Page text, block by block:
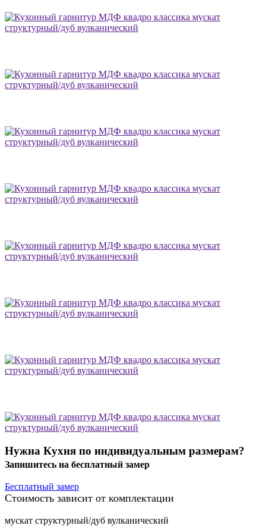
Нужна Кухня по индивидуальным размерам?
Запишитесь на бесплатный замер
Бесплатный замер
Стоимость зависит от комплектации
мускат структурный/дуб вулканический